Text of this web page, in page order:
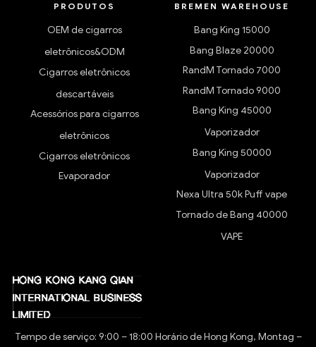
PRODUTOS
OEM de cigarros
eletrônicos&ODM
Cigarros eletrônicos
descartáveis
Acessórios para cigarros
eletrônicos
Cigarros eletrônicos
Evaporador
BREMEN WAREHOUSE
Bang King 15000
Bang Blaze 20000
RandM Tornado 7000
RandM Tornado 9000
Bang King 45000
Vaporizador
Bang King 50000
Vaporizador
Nexa Ultra 50k Puff vape
Tornado de Bang 40000
VAPE
Tempo de serviço: 9:00 – 18:00 Horário de Hong Kong, Montag –